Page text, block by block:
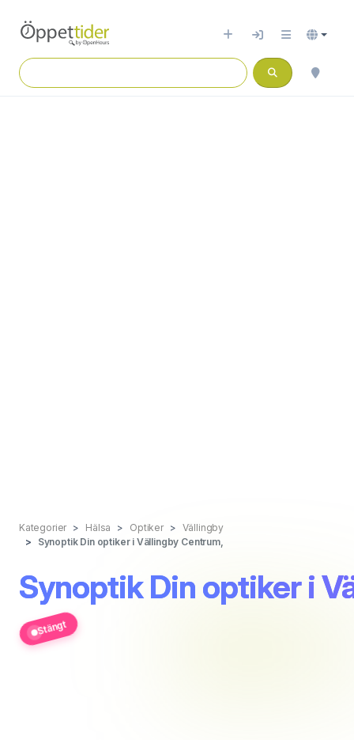
Kategorier Hälsa Optiker
Vällingby
Synoptik Din optiker i Vällingby Centrum,
Synoptik Din optiker i
Stängt